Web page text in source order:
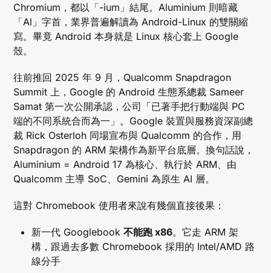
Chromium，都以「-ium」結尾。Aluminium 則暗藏
「Al」字首，業界普遍解讀為 Android-Linux 的雙關縮
寫。畢竟 Android 本身就是 Linux 核心套上 Google
殼。
往前推回 2025 年 9 月，Qualcomm Snapdragon
Summit 上，Google 的 Android 生態系總裁 Sameer
Samat 第一次公開承認，公司「已著手把行動端與 PC
端的不同系統合而為一」。Google 裝置與服務資深副總
裁 Rick Osterloh 同場宣布與 Qualcomm 的合作，用
Snapdragon 的 ARM 架構作為新平台底層。換句話說，
Aluminium = Android 17 為核心、執行於 ARM、由
Qualcomm 主導 SoC、Gemini 為原生 AI 層。
這對 Chromebook 使用者來說有幾個直接後果：
新一代 Googlebook不能跑 x86。它走 ARM 架
構，跟過去多數 Chromebook 採用的 Intel/AMD 路
線分手